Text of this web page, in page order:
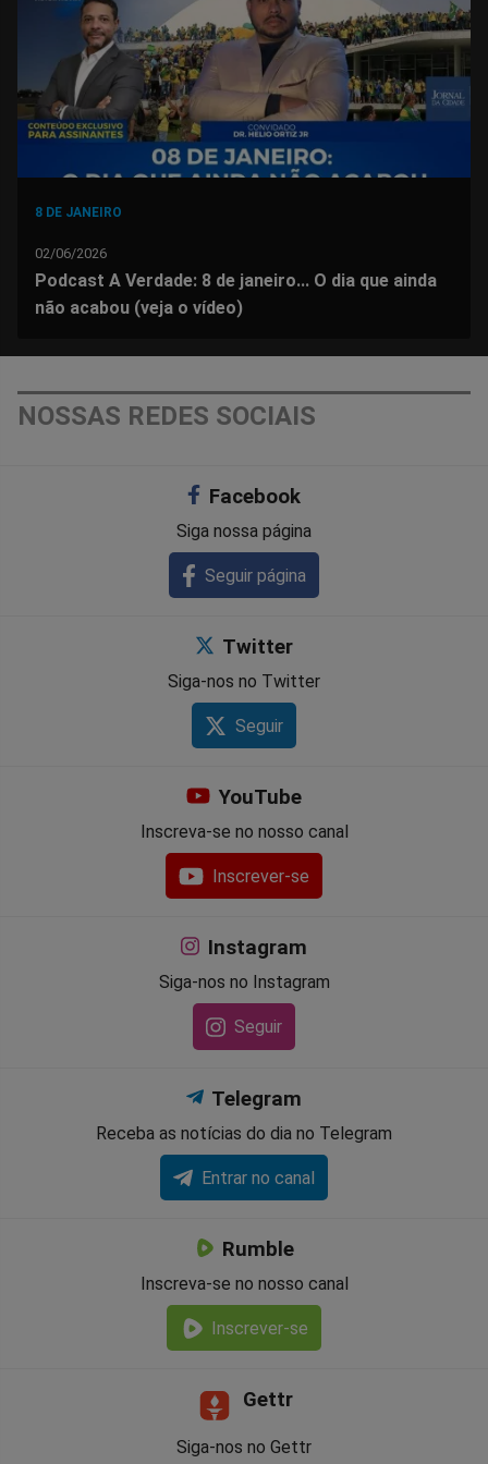
FacebookWhatsappTwitterMessengerTelegramGettr
8 DE JANEIRO
02/06/2026
Podcast A Verdade: 8 de janeiro... O dia que ainda
não acabou (veja o vídeo)
NOSSAS REDES SOCIAIS
Facebook
Siga nossa página
Seguir página
Twitter
Siga-nos no Twitter
Seguir
YouTube
Inscreva-se no nosso canal
Inscrever-se
Instagram
Siga-nos no Instagram
Seguir
Telegram
Receba as notícias do dia no Telegram
Entrar no canal
Rumble
Inscreva-se no nosso canal
Inscrever-se
Gettr
Siga-nos no Gettr